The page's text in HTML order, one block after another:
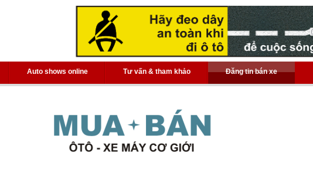
Auto shows online Tư vấn & tham khảo Đăng tin bán xe